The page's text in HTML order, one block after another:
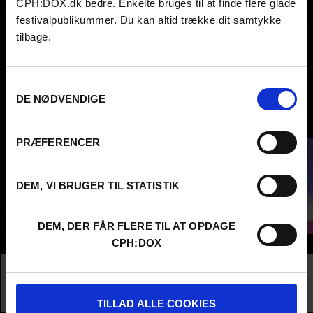
CPH:DOX.dk bedre. Enkelte bruges til at finde flere glade
festivalpublikummer. Du kan altid trække dit samtykke
tilbage.
DE NØDVENDIGE
PRÆFERENCER
DEM, VI BRUGER TIL STATISTIK
DEM, DER FÅR FLERE TIL AT OPDAGE
CPH:DOX
TILLAD ALLE COOKIES